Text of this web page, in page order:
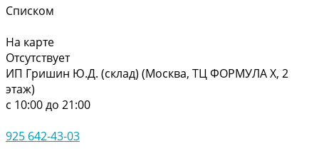
Списком
На карте
Отсутствует
ИП Гришин Ю.Д. (склад) (Москва, ТЦ ФОРМУЛА Х, 2
этаж)
с 10:00 до 21:00
925 642-43-03